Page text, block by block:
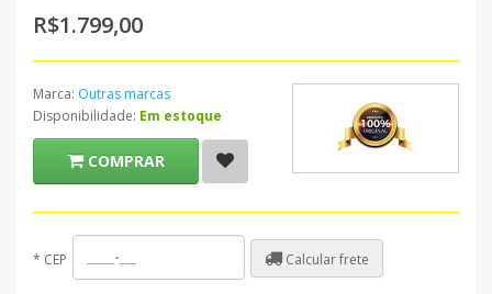
R$1.799,00
Marca: Outras marcas
Disponibilidade: Em estoque
COMPRAR
* CEP Calcular frete